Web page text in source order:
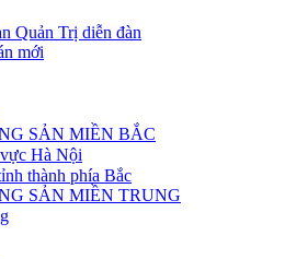
Quản Trị diễn đàn
mới
SẢN MIỀN BẮC
Hà Nội
thành phía Bắc
SẢN MIỀN TRUNG